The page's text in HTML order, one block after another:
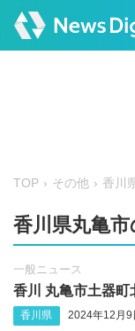
TOP その他 香川
香川県丸亀
一般ニュース
香川 丸亀市土器町
香川県 2024年12月9